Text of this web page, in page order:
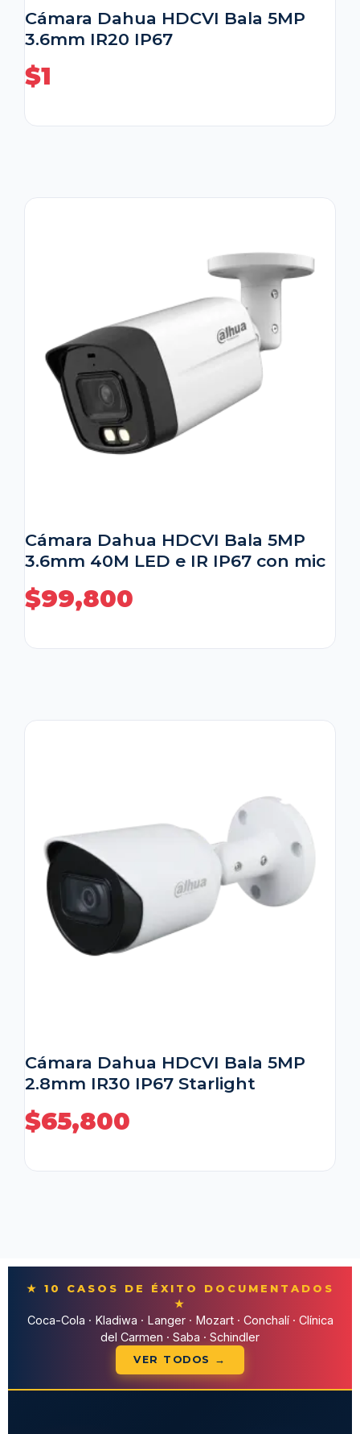
Cámara Dahua HDCVI Bala 5MP
3.6mm IR20 IP67
$1
Cámara Dahua HDCVI Bala 5MP
3.6mm 40M LED e IR IP67 con mic
$99,800
Cámara Dahua HDCVI Bala 5MP
2.8mm IR30 IP67 Starlight
$65,800
★ 10 CASOS DE ÉXITO DOCUMENTADOS
★
Coca-Cola · Kladiwa · Langer · Mozart · Conchalí · Clínica
del Carmen · Saba · Schindler
VER TODOS →